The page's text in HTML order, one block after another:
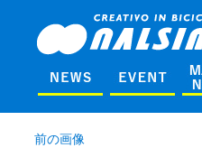
前の画像